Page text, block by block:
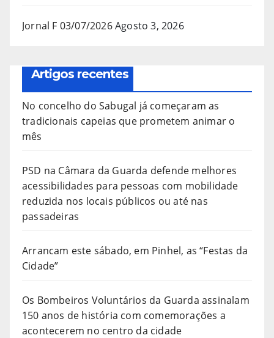
Jornal F 03/07/2026Agosto 3, 2026
Artigos recentes
No concelho do Sabugal já começaram as
tradicionais capeias que prometem animar o
mês
PSD na Câmara da Guarda defende melhores
acessibilidades para pessoas com mobilidade
reduzida nos locais públicos ou até nas
passadeiras
Arrancam este sábado, em Pinhel, as “Festas da
Cidade”
Os Bombeiros Voluntários da Guarda assinalam
150 anos de história com comemorações a
acontecerem no centro da cidade